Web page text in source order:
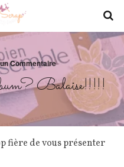
Commentaire
Balaise!!!!!
fière de vous présenter